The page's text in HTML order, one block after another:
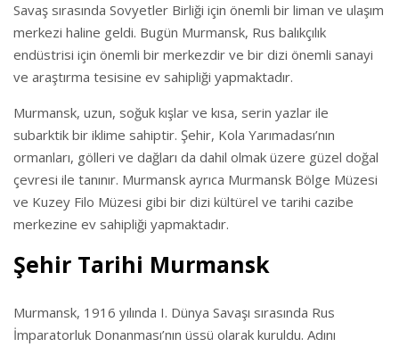
Savaş sırasında Sovyetler Birliği için önemli bir liman ve ulaşım
merkezi haline geldi. Bugün Murmansk, Rus balıkçılık
endüstrisi için önemli bir merkezdir ve bir dizi önemli sanayi
ve araştırma tesisine ev sahipliği yapmaktadır.
Murmansk, uzun, soğuk kışlar ve kısa, serin yazlar ile
subarktik bir iklime sahiptir. Şehir, Kola Yarımadası’nın
ormanları, gölleri ve dağları da dahil olmak üzere güzel doğal
çevresi ile tanınır. Murmansk ayrıca Murmansk Bölge Müzesi
ve Kuzey Filo Müzesi gibi bir dizi kültürel ve tarihi cazibe
merkezine ev sahipliği yapmaktadır.
Şehir Tarihi Murmansk
Murmansk, 1916 yılında I. Dünya Savaşı sırasında Rus
İmparatorluk Donanması’nın üssü olarak kuruldu. Adını